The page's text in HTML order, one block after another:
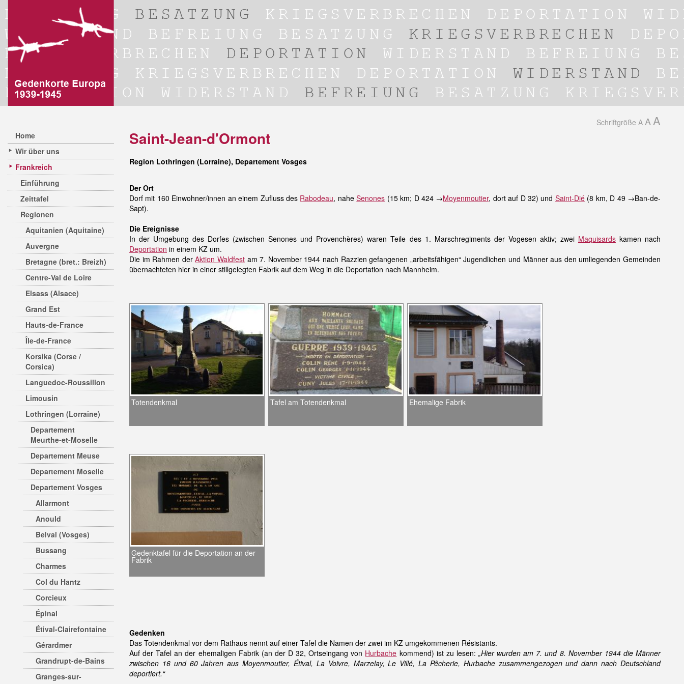
Home
Wir über uns
Frankreich
Einführung
Zeittafel
Regionen
Aquitanien (Aquitaine)
Auvergne
Bretagne (bret.: Breizh)
Centre-Val de Loire
Elsass (Alsace)
Grand Est
Hauts-de-France
Île-de-France
Korsika (Corse /
Corsica)
Languedoc-Roussillon
Limousin
Lothringen (Lorraine)
Departement
Meurthe-et-Moselle
Departement Meuse
Departement Moselle
Departement Vosges
Allarmont
Anould
Belval (Vosges)
Bussang
Charmes
Col du Hantz
Corcieux
Épinal
Étival-Clairefontaine
Gérardmer
Grandrupt-de-Bains
Granges-sur-
Schriftgröße A A A
Saint-Jean-d'Ormont
Region Lothringen (Lorraine), Departement Vosges
Der Ort
Dorf mit 160 Einwohner/innen an einem Zufluss des Rabodeau, naheSenones (15 km; D 424 →Moyenmoutier, dort auf D 32) und Saint-Dié(8 km, D 49 →Ban-de-
Sapt).
Die Ereignisse
In der Umgebung des Dorfes (zwischen Senones und Provenchères) waren Teile des 1. Marschregiments der Vogesen aktiv; zwei Maquisardskamen nach
Deportation in einem KZ um.
Die im Rahmen derAktion Waldfest am 7. November 1944 nach Razzien gefangenen „arbeitsfähigen“ Jugendlichen und Männer aus den umliegenden Gemeinden
übernachteten hier in einer stillgelegten Fabrik auf dem Weg in die Deportation nach Mannheim.
Totendenkmal Tafel am Totendenkmal Ehemalige Fabrik
Gedenktafel für die Deportation an der
Fabrik
Gedenken
Das Totendenkmal vor dem Rathaus nennt auf einer Tafel die Namen der zwei im KZ umgekommenen Résistants.
Auf der Tafel an der ehemaligen Fabrik (an der D 32, Ortseingang von Hurbache kommend) ist zu lesen: „Hier wurden am 7. und 8. November 1944 die Männer
zwischen 16 und 60 Jahren aus Moyenmoutier, Étival, La Voivre, Marzelay, Le Villé, La Pêcherie, Hurbache zusammengezogen und dann nach Deutschland
deportiert.“